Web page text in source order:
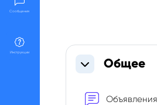
Сообщения
Инструкции Section outline
СвернутьОбщее
Объявления